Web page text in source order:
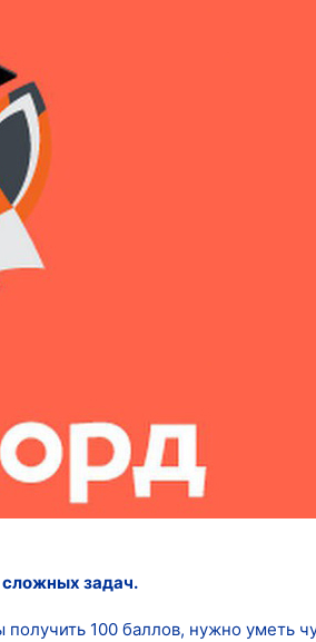
сложных задач.
100 баллов, нужно уметь